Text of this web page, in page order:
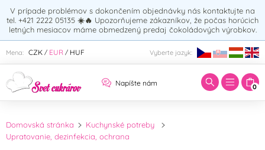
V prípade problémov s dokončením objednávky nás kontaktujte na
tel. +421 2222 05135 ☀️🔥 Upozorňujeme zákazníkov, že počas horúcich
letných mesiacov máme obmedzený predaj čokoládových výrobkov.
Mena: CZK / EUR / HUF Vyberte jazyk:
Napíšte nám 0
Zadajte hľadaný výraz:
Domovská stránka
Kuchynské potreby
Upratovanie, dezinfekcia, ochrana